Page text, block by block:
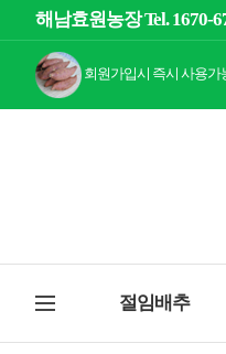
해남효원농장 Tel. 1670-
회원가입시 즉시 사용가
절임배추